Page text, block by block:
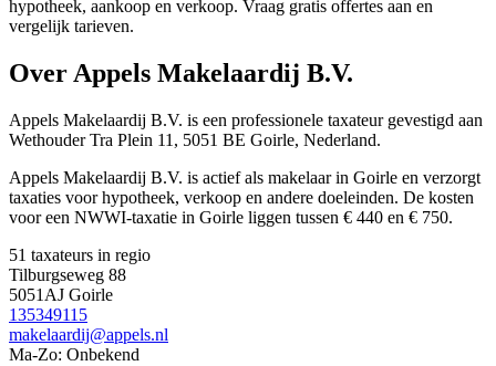
hypotheek, aankoop en verkoop. Vraag gratis offertes aan en
vergelijk tarieven.
Over Appels Makelaardij B.V.
Appels Makelaardij B.V. is een professionele taxateur gevestigd aan
Wethouder Tra Plein 11, 5051 BE Goirle, Nederland.
Appels Makelaardij B.V. is actief als makelaar in Goirle en verzorgt
taxaties voor hypotheek, verkoop en andere doeleinden. De kosten
voor een NWWI-taxatie in Goirle liggen tussen € 440 en € 750.
51 taxateurs in regio
Tilburgseweg 88
5051AJ Goirle
135349115
makelaardij@appels.nl
Ma-Zo: Onbekend